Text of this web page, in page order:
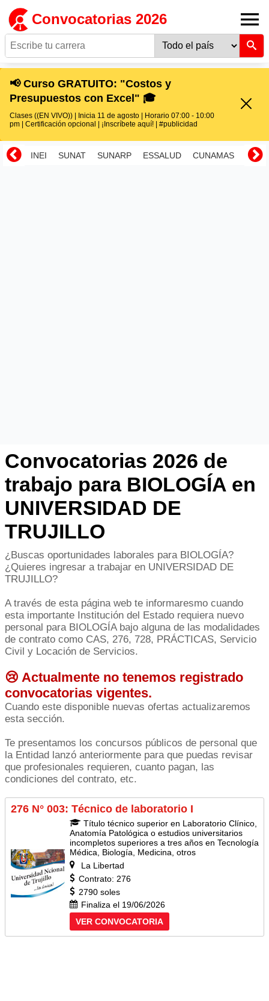
Convocatorias 2026
📢 Curso GRATUITO: "Costos y
Presupuestos con Excel" 🎓
Clases ((EN VIVO)) | Inicia 11 de agosto | Horario 07:00 - 10:00
pm | Certificación opcional | ¡Inscríbete aquí! | #publicidad
INEI SUNAT SUNARP ESSALUD CUNAMAS
Convocatorias 2026 de
trabajo para BIOLOGÍA en
UNIVERSIDAD DE
TRUJILLO
¿Buscas oportunidades laborales para BIOLOGÍA?
¿Quieres ingresar a trabajar en UNIVERSIDAD DE
TRUJILLO?
A través de esta página web te informaresmo cuando
esta importante Institución del Estado requiera nuevo
personal para BIOLOGÍA bajo alguna de las modalidades
de contrato como CAS, 276, 728, PRÁCTICAS, Servicio
Civil y Locación de Servicios.
😢 Actualmente no tenemos registrado
convocatorias vigentes.
Cuando este disponible nuevas ofertas actualizaremos
esta sección.
Te presentamos los concursos públicos de personal que
la Entidad lanzó anteriormente para que puedas revisar
que profesionales requieren, cuanto pagan, las
condiciones del contrato, etc.
276 N° 003: Técnico de laboratorio I
Título técnico superior en Laboratorio Clínico,
Anatomía Patológica o estudios universitarios
incompletos superiores a tres años en Tecnología
Médica, Biología, Medicina, otros
La Libertad
Contrato: 276
2790 soles
Finaliza el 19/06/2026
VER CONVOCATORIA